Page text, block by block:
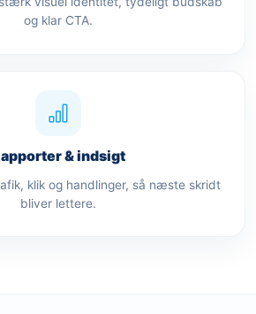
og klar CTA.
& indsigt
klik og handlinger, så næste skridt
bliver lettere.